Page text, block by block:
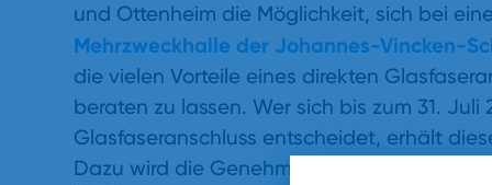
und Ottenheim die Möglichkeit, sich bei
Mehrzweckhalle der Johannes-Vincken-
die vielen Vorteile eines direkten
beraten zu lassen. Wer sich bis zum 31.
Glasfaseranschluss entscheidet, erhält
Dazu wird die Genehmigung des